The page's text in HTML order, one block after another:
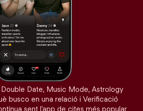
Date, Music Mode, Astrology
busco en una relació i Verificació
sent l'app de cites més popular